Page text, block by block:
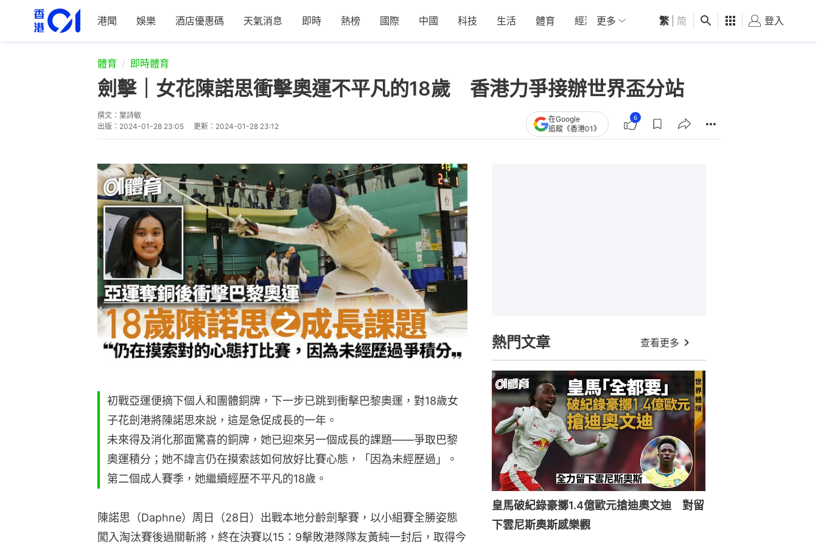
港聞 娛樂 酒店優惠碼 天氣消息 即時 熱榜 國際 中國 科技 生活 體育 經濟 01深圳 觀點 健康 好食玩飛
更多 繁 简 登入
體育 即時體育
劍擊｜女花陳諾思衝擊奧運不平凡的18歲 香港力爭接辦世界盃分站
撰文： 葉詩敏
出版： 2024-01-28 23:05 更新： 2024-01-28 23:12
在Google
追蹤《香港01》
6
初戰亞運便摘下個人和團體銅牌，下一步已跳到衝擊巴黎奧運，對18歲女
子花劍港將陳諾思來說，這是急促成長的一年。
未來得及消化那面驚喜的銅牌，她已迎來另一個成長的課題——爭取巴黎
奧運積分；她不諱言仍在摸索該如何放好比賽心態，「因為未經歷過」。
第二個成人賽季，她繼續經歷不平凡的18歲。
陳諾思（Daphne）周日（28日）出戰本地分齡劍擊賽，以小組賽全勝姿態
闖入淘汰賽後過關斬將，終在決賽以15：9擊敗港隊隊友黃純一封后，取得今
熱門文章 查看更多
皇馬破紀錄豪擲1.4億歐元搶迪奧文迪 對留
下雲尼斯奧斯感樂觀